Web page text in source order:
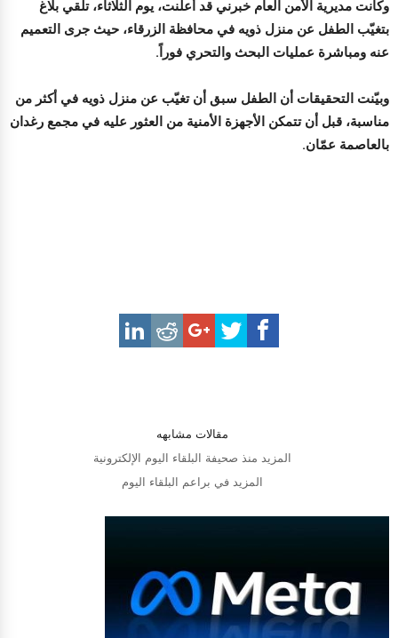
وكانت مديرية الأمن العام خبرني قد أعلنت، يوم الثلاثاء، تلقي بلاغ
بتغيّب الطفل عن منزل ذويه في محافظة الزرقاء، حيث جرى التعميم
عنه ومباشرة عمليات البحث والتحري فوراً.
وبيّنت التحقيقات أن الطفل سبق أن تغيّب عن منزل ذويه في أكثر من
مناسبة، قبل أن تتمكن الأجهزة الأمنية من العثور عليه في مجمع رغدان
بالعاصمة عمّان.
مقالات مشابهه
المزيد منذ صحيفة البلقاء اليوم الإلكترونية
المزيد في براعم البلقاء اليوم